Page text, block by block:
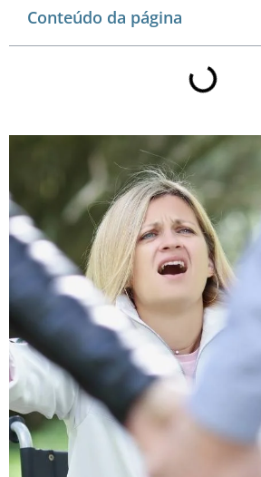
Conteúdo da página